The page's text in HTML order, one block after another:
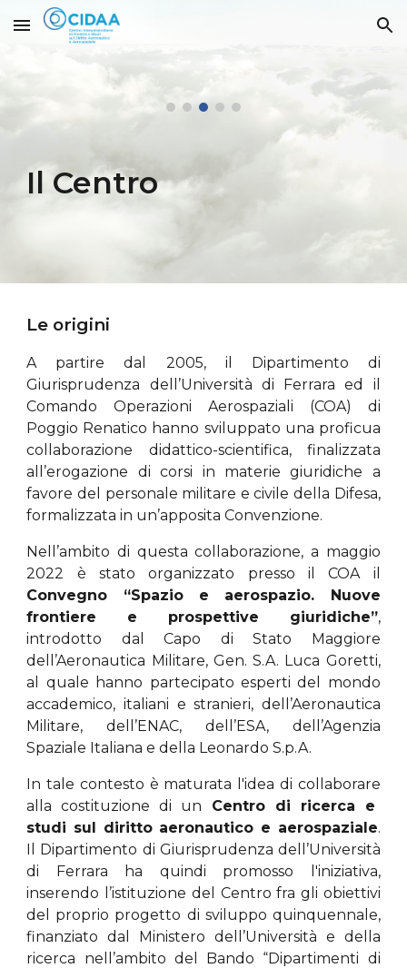
Skip to main content Skip to navigation
Il Centro
Le origini
A partire dal 2005, il Dipartimento di
Giurisprudenza dell’Università di Ferrara ed il
Comando Operazioni Aerospaziali (COA) di
Poggio Renatico hanno sviluppato una proficua
collaborazione didattico-scientifica, finalizzata
all’erogazione di corsi in materie giuridiche a
favore del personale militare e civile della Difesa,
formalizzata in un’apposita Convenzione.
Nell’ambito di questa collaborazione, a maggio
2022 è stato organizzato presso il COAil
Convegno “Spazio e aerospazio. Nuove
frontiere e prospettive giuridiche”,
introdotto dal Capo di Stato Maggiore
dell’Aeronautica Militare, Gen. S.A. Luca Goretti,
al quale hanno partecipato esperti del mondo
accademico, italiani e stranieri, dell’Aeronautica
Militare, dell’ENAC, dell’ESA, dell’Agenzia
Spaziale Italiana e della Leonardo S.p.A.
In tale contesto è maturata l'idea di collaborare
alla costituzione di un Centro di ricerca e
studi sul diritto aeronautico e aerospaziale.
Il Dipartimento di Giurisprudenza dell’Università
di Ferrara ha quindi promosso l'iniziativa,
inserendo l’istituzione del Centro fra gli obiettivi
del proprio progetto di sviluppo quinquennale,
finanziato dal Ministero dell’Università e della
ricerca nell’ambito del Bando “Dipartimenti di